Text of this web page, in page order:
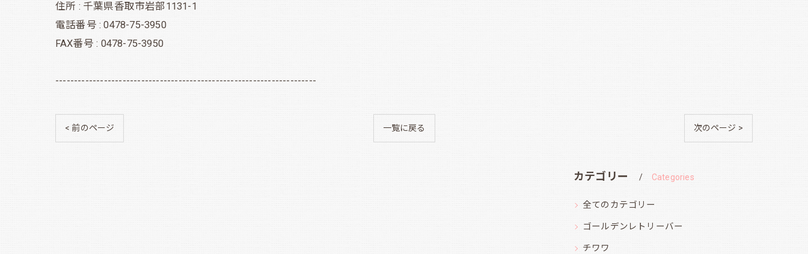
住所 : 千葉県香取市岩部1131-1
電話番号 : 0478-75-3950
FAX番号 : 0478-75-3950
----------------------------------------------------------------------
< 前のページ 一覧に戻る 次のページ >
カテゴリー Categories
全てのカテゴリー
ゴールデンレトリーバー
チワワ